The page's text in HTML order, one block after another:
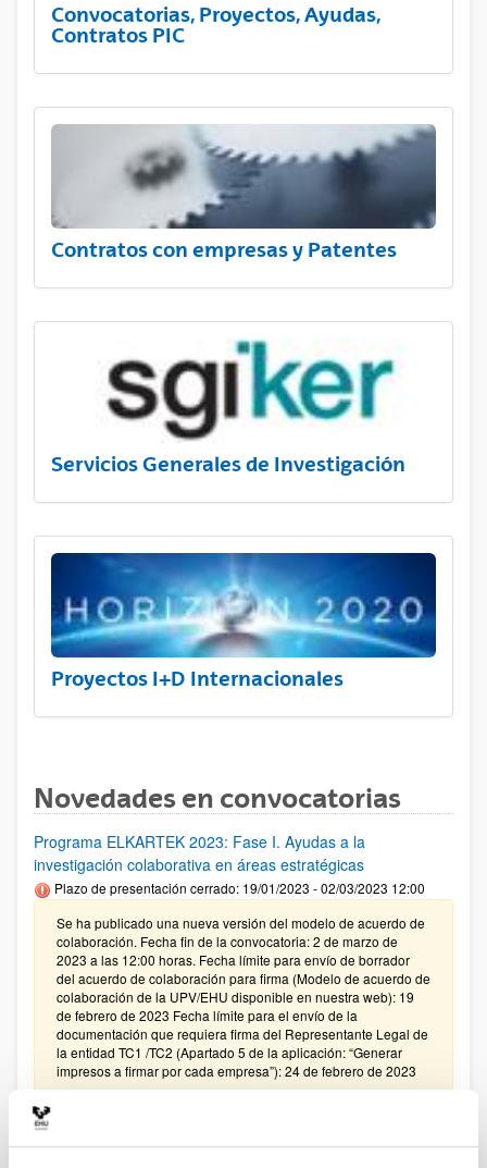
Convocatorias, Proyectos, Ayudas,
Contratos PIC
Contratos con empresas y Patentes
Servicios Generales de Investigación
Proyectos I+D Internacionales
Novedades en convocatorias
Programa ELKARTEK 2023: Fase I. Ayudas a la
investigación colaborativa en áreas estratégicas
Plazo de presentación cerrado: 19/01/2023 - 02/03/2023 12:00
Se ha publicado una nueva versión del modelo de acuerdo de
colaboración. Fecha fin de la convocatoria: 2 de marzo de
2023 a las 12:00 horas. Fecha límite para envío de borrador
del acuerdo de colaboración para firma (Modelo de acuerdo de
colaboración de la UPV/EHU disponible en nuestra web): 19
de febrero de 2023 Fecha límite para el envío de la
documentación que requiera firma del Representante Legal de
la entidad TC1 /TC2 (Apartado 5 de la aplicación: “Generar
impresos a firmar por cada empresa”): 24 de febrero de 2023
FUNDACIÓN BBVA-CONVOCATORIA 2022- PROGRAMA DE
INVESTIGACIÓN FUNDAMENTOS